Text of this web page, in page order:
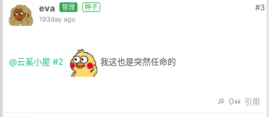
eva 管理
种子
193day ago
#3
@云奚小屋 #2 我这也是突然任命的
0 引用